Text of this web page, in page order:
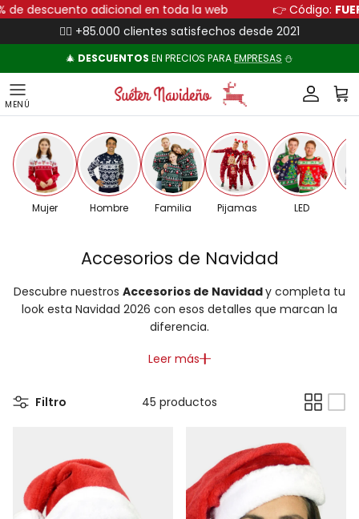
Ir al contenido
👈 10% de descuento adicional en toda la web
👍🏻 +85.000 clientes satisfechos desde 2021
🎄 DESCUENTOS EN PRECIOS PARAEMPRESAS ⛄
Cuenta
Mujer Hombre Familia Pijamas LED
Accesorios de Navidad
Descubre nuestros Accesorios de Navidady completa tu
look esta Navidad 2026 con esos detalles que marcan la
diferencia.
Leer más
Filtro 45 productos